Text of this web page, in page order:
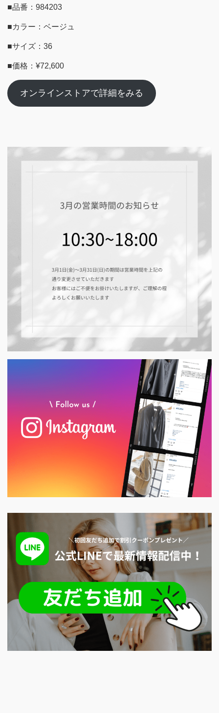
■品番：984203
■カラー：ベージュ
■サイズ：36
■価格：¥72,600
オンラインストアで詳細をみる